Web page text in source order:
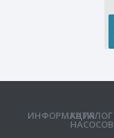
ИНФОРМАЦИЯ
КАТАЛОГ
НАСОСОВ